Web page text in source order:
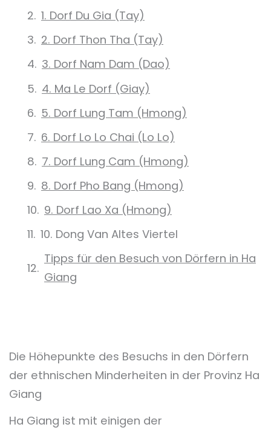
1. Dorf Du Gia (Tay)
2. Dorf Thon Tha (Tay)
3. Dorf Nam Dam (Dao)
4. Ma Le Dorf (Giay)
5. Dorf Lung Tam (Hmong)
6. Dorf Lo Lo Chai (Lo Lo)
7. Dorf Lung Cam (Hmong)
8. Dorf Pho Bang (Hmong)
9. Dorf Lao Xa (Hmong)
10. Dong Van Altes Viertel
Tipps für den Besuch von Dörfern in Ha
Giang
Die Höhepunkte des Besuchs in den Dörfern
der ethnischen Minderheiten in der Provinz Ha
Giang
Ha Giang ist mit einigen der